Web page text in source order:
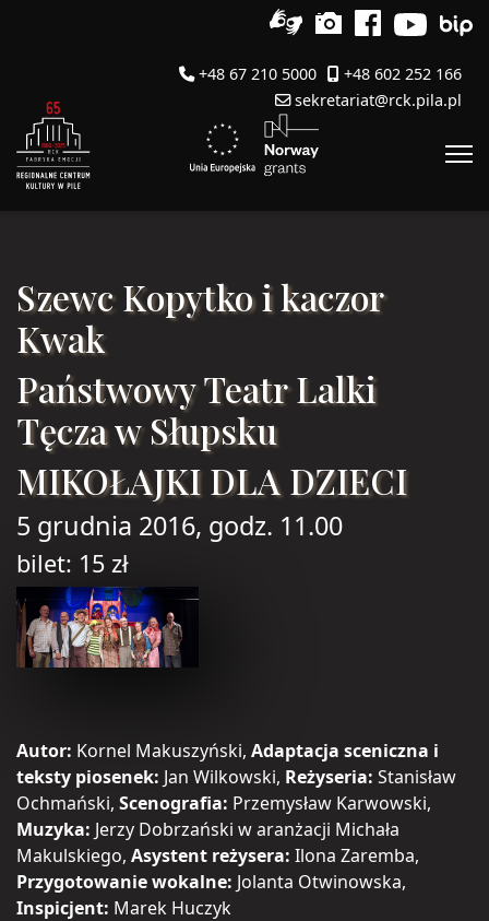
+48 67 210 5000
+48 602 252 166
sekretariat@rck.pila.pl
Szewc Kopytko i kaczor
Kwak
Państwowy Teatr Lalki
Tęcza w Słupsku
MIKOŁAJKI DLA DZIECI
5 grudnia 2016, godz. 11.00
bilet: 15 zł
Autor: Kornel Makuszyński, Adaptacja sceniczna i
teksty piosenek: Jan Wilkowski, Reżyseria: Stanisław
Ochmański, Scenografia: Przemysław Karwowski,
Muzyka: Jerzy Dobrzański w aranżacji Michała
Makulskiego, Asystent reżysera: Ilona Zaremba,
Przygotowanie wokalne: Jolanta Otwinowska,
Inspicjent: Marek Huczyk